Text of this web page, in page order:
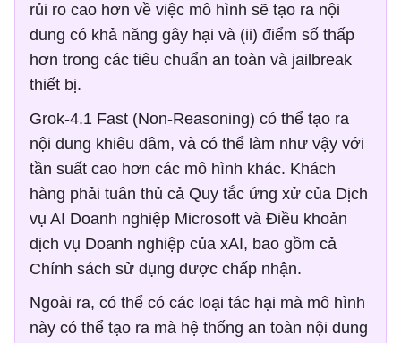
rủi ro cao hơn về việc mô hình sẽ tạo ra nội
dung có khả năng gây hại và (ii) điểm số thấp
hơn trong các tiêu chuẩn an toàn và jailbreak
thiết bị.
Grok-4.1 Fast (Non-Reasoning) có thể tạo ra
nội dung khiêu dâm, và có thể làm như vậy với
tần suất cao hơn các mô hình khác. Khách
hàng phải tuân thủ cả Quy tắc ứng xử của Dịch
vụ AI Doanh nghiệp Microsoft và Điều khoản
dịch vụ Doanh nghiệp của xAI, bao gồm cả
Chính sách sử dụng được chấp nhận.
Ngoài ra, có thể có các loại tác hại mà mô hình
này có thể tạo ra mà hệ thống an toàn nội dung